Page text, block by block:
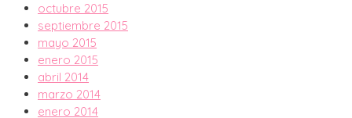
octubre 2015
septiembre 2015
mayo 2015
enero 2015
abril 2014
marzo 2014
enero 2014